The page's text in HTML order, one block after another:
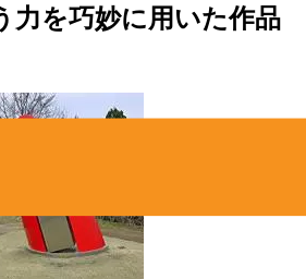
力を巧妙に用いた作品